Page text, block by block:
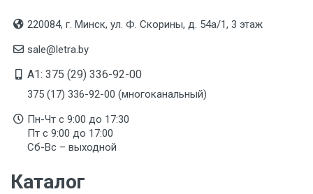
220084, г. Минск, ул. Ф. Скорины, д. 54а/1, 3 этаж
sale@letra.by
A1: 375 (29) 336-92-00
375 (17) 336-92-00 (многоканальный)
Пн-Чт с 9:00 до 17:30
Пт с 9:00 до 17:00
Сб-Вс – выходной
Каталог